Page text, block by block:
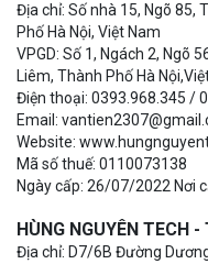
Địa chỉ: Số nhà 15, Ngõ 85,
Phố Hà Nội, Việt Nam
VPGD: Số 1, Ngách 2, Ngõ
Liêm, Thành Phố Hà
Điện thoại: 0393.968.345 /
Email:
Website:
Mã số thuế: 0110073138
Ngày cấp: 26/07/2022 Nơi
HÙNG NGUYÊN TECH
Địa chỉ: D7/6B Đường